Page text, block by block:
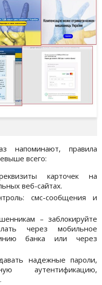
напоминают, правила
всего:
карточек на
веб-сайтах.
смс-сообщения и
– заблокируйте
через мобильное
банка или через
надежные пароли,
аутентификацию,